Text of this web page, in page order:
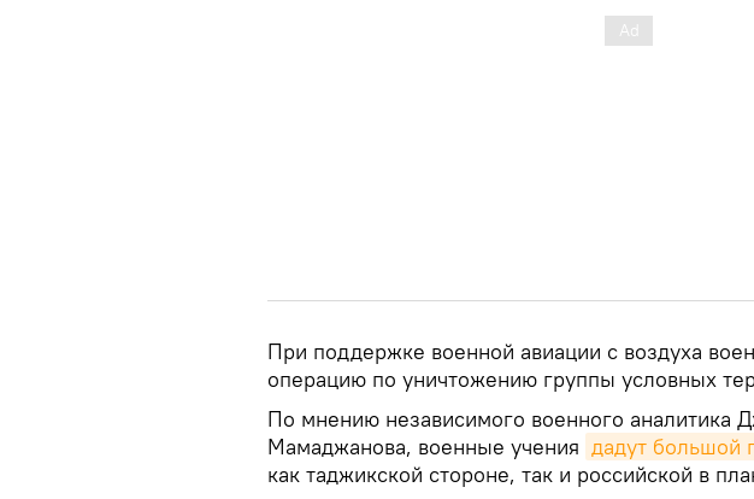
При поддержке военной авиации с воздуха
операцию по уничтожению группы условных
По мнению независимого военного аналитика
Мамаджанова, военные учения дадут большой
как таджикской стороне, так и российской в